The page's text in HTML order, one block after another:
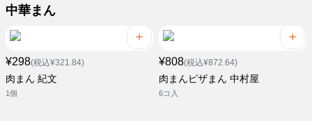
中華まん
¥298(税込¥321.84)
肉まん 紀文
1個
¥808(税込¥872.64)
肉まんピザまん 中村屋
6コ入